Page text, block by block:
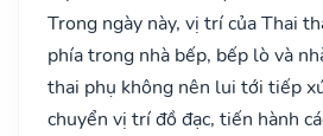
Trong ngày này, vị trí của Thai
phía trong nhà bếp, bếp lò và
thai phụ không nên lui tới tiếp
chuyển vị trí đồ đạc, tiến hành